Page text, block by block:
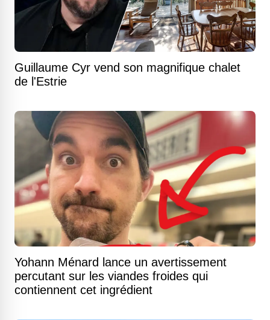
Guillaume Cyr vend son magnifique chalet
de l'Estrie
Yohann Ménard lance un avertissement
percutant sur les viandes froides qui
contiennent cet ingrédient